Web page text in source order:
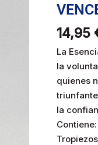
14,95
La
la
quienes
la
Tropiezos